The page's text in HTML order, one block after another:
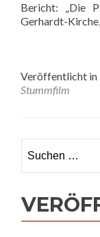
Bericht: „Die
Gerhardt-
Veröffentlicht in
Stummfilm